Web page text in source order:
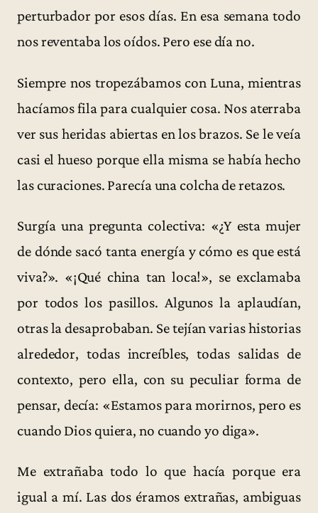
perturbador por esos días. En esa semana todo
nos reventaba los oídos. Pero ese día no.
Siempre nos tropezábamos con Luna, mientras
hacíamos fila para cualquier cosa. Nos aterraba
ver sus heridas abiertas en los brazos. Se le veía
casi el hueso porque ella misma se había hecho
las curaciones. Parecía una colcha de retazos.
Surgía una pregunta colectiva: «¿Y esta mujer
de dónde sacó tanta energía y cómo es que está
viva?». «¡Qué china tan loca!», se exclamaba
por todos los pasillos. Algunos la aplaudían,
otras la desaprobaban. Se tejían varias historias
alrededor, todas increíbles, todas salidas de
contexto, pero ella, con su peculiar forma de
pensar, decía: «Estamos para morirnos, pero es
cuando Dios quiera, no cuando yo diga».
Me extrañaba todo lo que hacía porque era
igual a mí. Las dos éramos extrañas, ambiguas